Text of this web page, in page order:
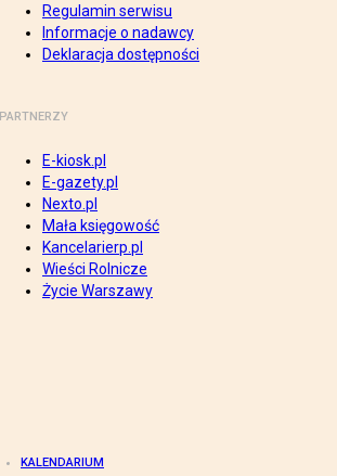
Regulamin serwisu
Informacje o nadawcy
Deklaracja dostępności
PARTNERZY
E-kiosk.pl
E-gazety.pl
Nexto.pl
Mała księgowość
Kancelarierp.pl
Wieści Rolnicze
Życie Warszawy
KALENDARIUM